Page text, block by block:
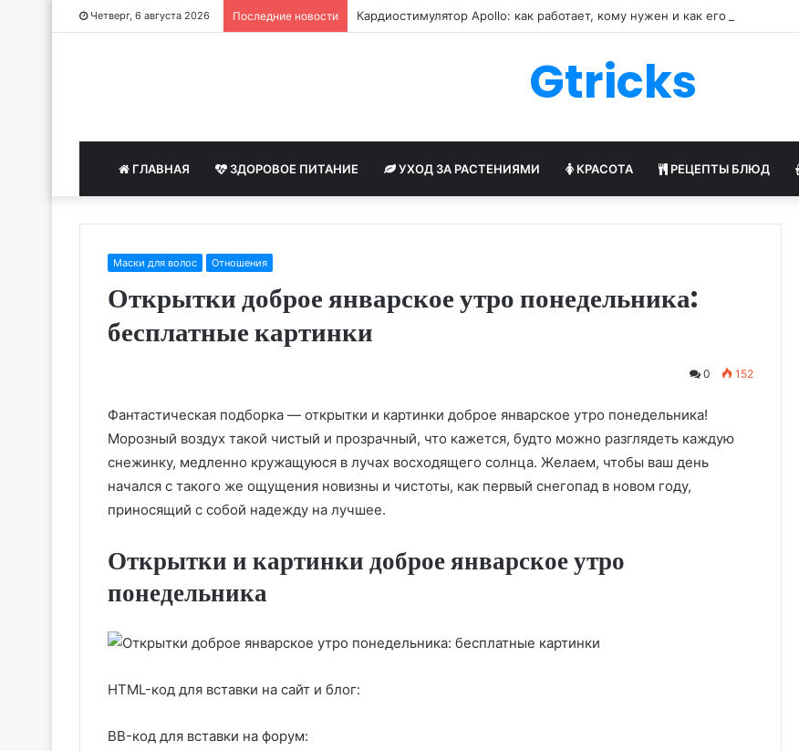
Четверг, 6 августа 2026 Последние новости Кардиостимулятор Apollo: как работает, кому нужен и как его настраивают
Gtricks
ГЛАВНАЯ ЗДОРОВОЕ ПИТАНИЕ УХОД ЗА РАСТЕНИЯМИ КРАСОТА РЕЦЕПТЫ БЛЮД
Маски для волос Отношения
Открытки доброе январское утро понедельника:
бесплатные картинки
0 152
Фантастическая подборка — открытки и картинки доброе январское утро понедельника!
Морозный воздух такой чистый и прозрачный, что кажется, будто можно разглядеть каждую
снежинку, медленно кружащуюся в лучах восходящего солнца. Желаем, чтобы ваш день
начался с такого же ощущения новизны и чистоты, как первый снегопад в новом году,
приносящий с собой надежду на лучшее.
Открытки и картинки доброе январское утро
понедельника
HTML-код для вставки на сайт и блог:
BB-код для вставки на форум: